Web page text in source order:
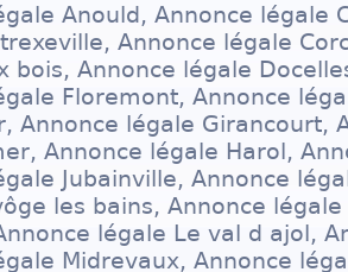
Anould, Annonce légale
Annonce légale
bois, Annonce légale
Floremont, Annonce
Annonce légale Girancourt,
Annonce légale Harol,
Jubainville, Annonce
les bains, Annonce
légale Le val d ajol,
Midrevaux, Annonce